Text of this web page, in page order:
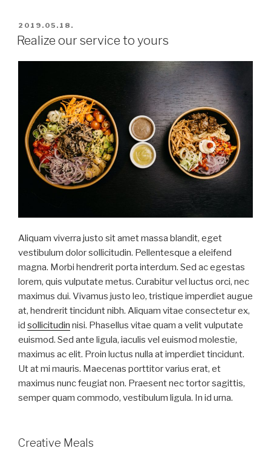
BEKÜLDVE:
2019.05.18.
Realize our service to yours
Aliquam viverra justo sit amet massa blandit, eget
vestibulum dolor sollicitudin. Pellentesque a eleifend
magna. Morbi hendrerit porta interdum. Sed ac egestas
lorem, quis vulputate metus. Curabitur vel luctus orci, nec
maximus dui. Vivamus justo leo, tristique imperdiet augue
at, hendrerit tincidunt nibh. Aliquam vitae consectetur ex,
id sollicitudin nisi. Phasellus vitae quam a velit vulputate
euismod. Sed ante ligula, iaculis vel euismod molestie,
maximus ac elit. Proin luctus nulla at imperdiet tincidunt.
Ut at mi mauris. Maecenas porttitor varius erat, et
maximus nunc feugiat non. Praesent nec tortor sagittis,
semper quam commodo, vestibulum ligula. In id urna.
Creative Meals